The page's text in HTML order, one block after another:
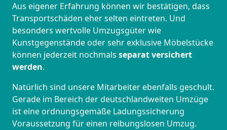
Aus eigener Erfahrung können wir bestätigen, dass
Transportschäden eher selten eintreten. Und
besonders wertvolle Umzugsgüter wie
Kunstgegenstände oder sehr exklusive Möbelstücke
können jederzeit nochmals separat versichert
werden.
Natürlich sind unsere Mitarbeiter ebenfalls geschult.
Gerade im Bereich der deutschlandweiten Umzüge
ist eine ordnungsgemäße Ladungssicherung
Voraussetzung für einen reibungslosen Umzug.